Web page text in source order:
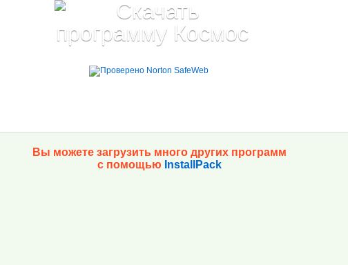
Вы можете загрузить много других программ
с помощью InstallPack